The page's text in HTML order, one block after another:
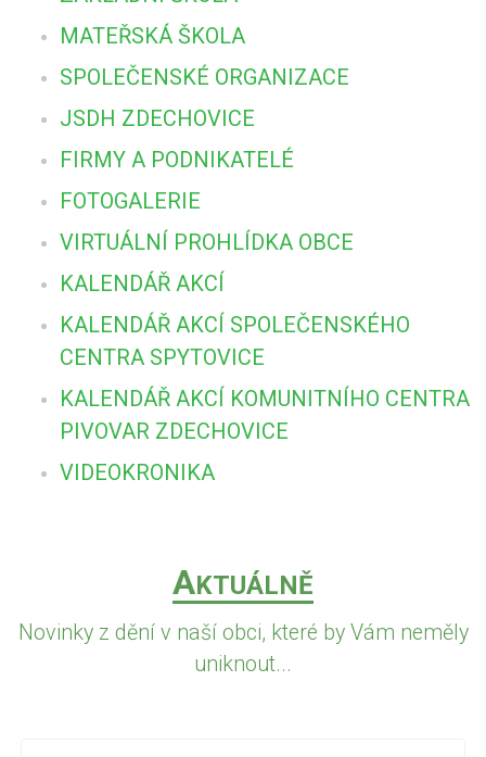
MATEŘSKÁ ŠKOLA
SPOLEČENSKÉ ORGANIZACE
JSDH ZDECHOVICE
FIRMY A PODNIKATELÉ
FOTOGALERIE
VIRTUÁLNÍ PROHLÍDKA OBCE
KALENDÁŘ AKCÍ
KALENDÁŘ AKCÍ SPOLEČENSKÉHO
CENTRA SPYTOVICE
KALENDÁŘ AKCÍ KOMUNITNÍHO CENTRA
PIVOVAR ZDECHOVICE
VIDEOKRONIKA
AKTUÁLNĚ
Novinky z dění v naší obci, které by Vám neměly
uniknout...